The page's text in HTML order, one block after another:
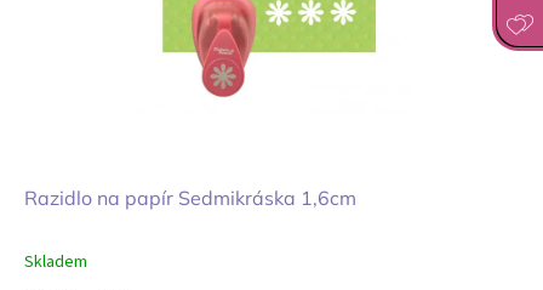
Razidlo na papír Sedmikráska 1,6cm
Skladem